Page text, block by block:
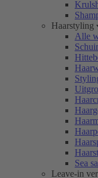
Haarstyling
Alle
Sea
Leave-in